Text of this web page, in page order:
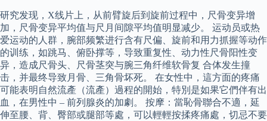
研究发现，X线片上，从前臂旋后到旋前过程中，尺骨变异增
加，尺骨变异平均值与尺月间隙平均值明显减少。 运动员或热
爱运动的人群，腕部频繁进行含有尺偏、旋前和用力抓握等动作
的训练，如跳马、俯卧撑等，导致重复性、动力性尺骨阳性变
异，造成尺骨头、尺骨茎突与腕三角纤维软骨复 合体发生撞
击，并最终导致月骨、三角骨坏死。 在女性中，這方面的疼痛
可能表明自然流產（流產）過程的開始，特別是如果它們伴有出
血，在男性中 – 前列腺炎的加劇。 按摩：當恥骨聯合不適，延
伸至腰、背、臀部或腿部等處，可以輕輕按揉疼痛處，切忌不要